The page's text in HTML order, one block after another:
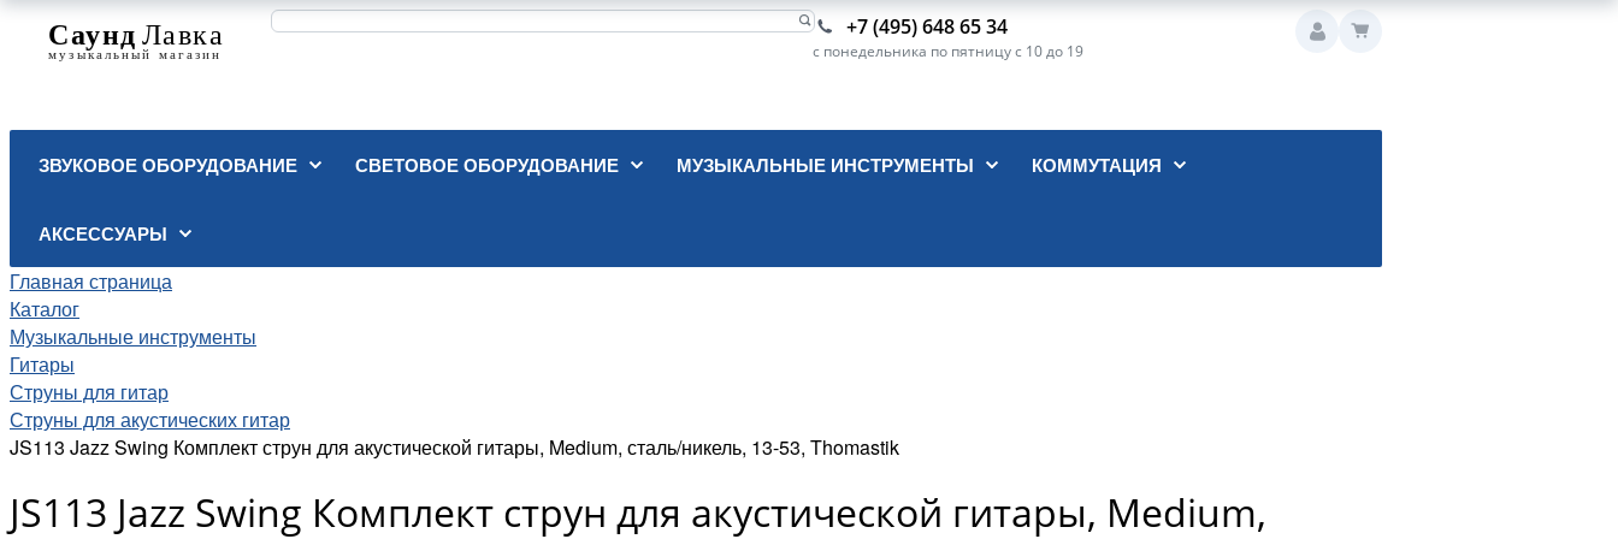
+7 (495) 648 65 34
с понедельника по пятницу с 10 до 19
ЗВУКОВОЕ ОБОРУДОВАНИЕ СВЕТОВОЕ ОБОРУДОВАНИЕ МУЗЫКАЛЬНЫЕ ИНСТРУМЕНТЫ КОММУТАЦИЯ
АКСЕССУАРЫ
Главная страница
Каталог
Музыкальные инструменты
Гитары
Струны для гитар
Струны для акустических гитар
JS113 Jazz Swing Комплект струн для акустической гитары, Medium, сталь/никель, 13-53, Thomastik
JS113 Jazz Swing Комплект струн для акустической гитары, Medium,